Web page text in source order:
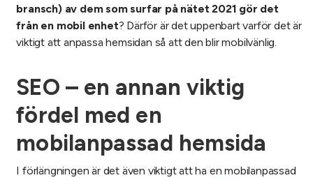
bransch) av dem som surfar på nätet 2021 gör det
från en mobil enhet? Därför är det uppenbart varför det är
viktigt att anpassa hemsidan så att den blir mobilvänlig.
SEO – en annan viktig
fördel med en
mobilanpassad hemsida
I förlängningen är det även viktigt att ha en mobilanpassad